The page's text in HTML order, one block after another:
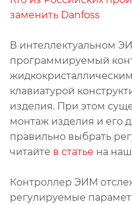
заменить Danfoss
В интеллектуальном
программируемый
клавиатурой
изделия. При этом
монтаж изделия и его
правильно выбрать
читайте в статье на
Контроллер ЭИМ
регулируемые